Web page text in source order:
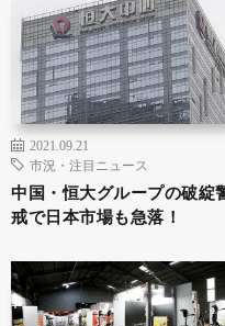
2021.09.21
市況・注目ニュース
中国・恒大グループの破綻
戒で日本市場も急落！